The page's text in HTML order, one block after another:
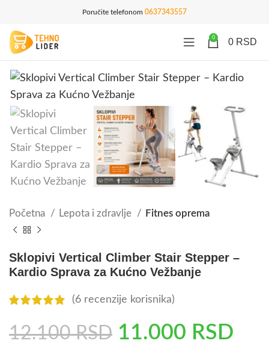
Poručite telefonom 0637343557
0 0 RSD
Početna Lepota i zdravlje Fitnes oprema
Sklopivi Vertical Climber Stair Stepper –
Kardio Sprava za Kućno Vežbanje
(6 recenzije korisnika)
12.100RSD 11.000 RSD